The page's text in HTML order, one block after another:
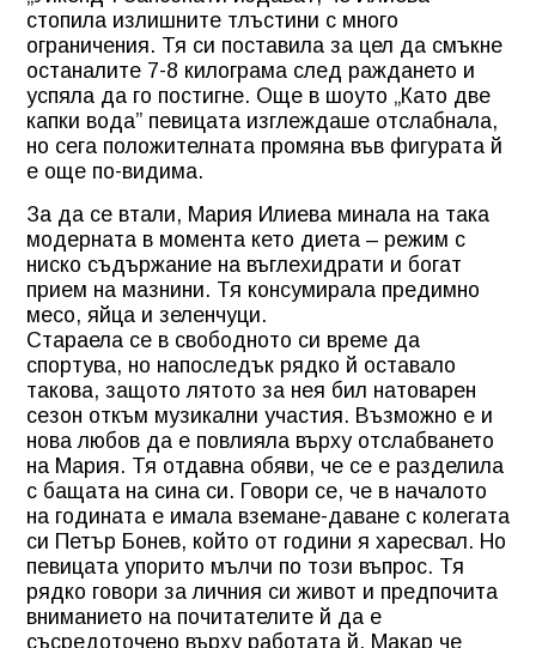
стопила излишните тлъстини с много
ограничения. Тя си поставила за цел да смъкне
останалите 7-8 килограма след раждaнето и
успяла да го постигне. Още в шоуто „Като две
капки вода” певицата изглеждаше отслабнала,
но сега положителната промяна във фигурата й
е още по-видима.
За да се втали, Мария Илиева минала на така
модерната в момента кето диета – режим с
ниско съдържание на въглехидрати и богат
прием на мазнини. Тя консумирала предимно
месо, яйца и зеленчуци.
Стараела се в свободното си време да
спортува, но напоследък рядко й оставало
такова, защото лятото за нея бил натоварен
сезон откъм музикални участия. Възможно е и
нова любов да е повлияла върху отслабването
на Мария. Тя отдавна обяви, че се е разделила
с бащата на сина си. Говори се, че в началото
на годината е имала вземане-даване с колегата
си Петър Бонев, който от години я харесвал. Но
певицата упорито мълчи по този въпрос. Тя
рядко говори за личния си живот и предпочита
вниманието на почитателите й да е
съсредоточено върху работата й. Макар че